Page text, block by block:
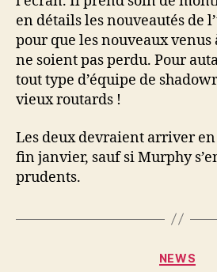
en détails les nouveautés de
pour que les nouveaux venus
ne soient pas perdu. Pour
tout type d’équipe de
vieux routards !
Les deux devraient arriver
fin janvier, sauf si Murphy
prudents.
NEWS